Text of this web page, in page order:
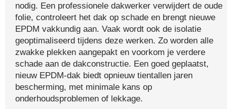
nodig. Een professionele dakwerker verwijdert de oude
folie, controleert het dak op schade en brengt nieuwe
EPDM vakkundig aan. Vaak wordt ook de isolatie
geoptimaliseerd tijdens deze werken. Zo worden alle
zwakke plekken aangepakt en voorkom je verdere
schade aan de dakconstructie. Een goed geplaatst,
nieuw EPDM-dak biedt opnieuw tientallen jaren
bescherming, met minimale kans op
onderhoudsproblemen of lekkage.